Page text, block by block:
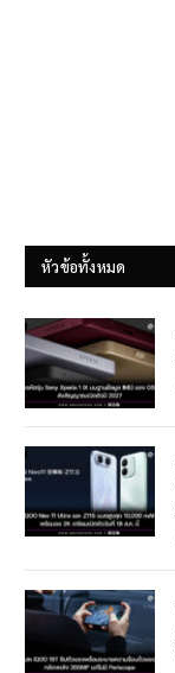
หัวข้อทั้งหมด